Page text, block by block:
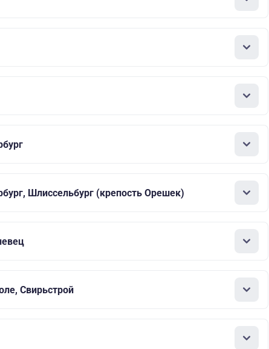
Шлиссельбург (крепость Орешек)
Свирьстрой